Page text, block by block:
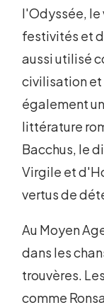
l'Odyssée, le
festivités et
aussi utilisé
civilisation et
également
littérature
Bacchus, le
Virgile et
vertus de
Au Moyen
dans les
trouvères.
comme